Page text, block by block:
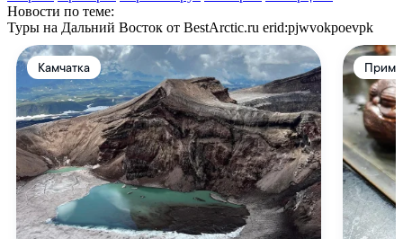
Новости по теме:
Туры на Дальний Восток от BestArctic.ru erid:pjwvokpoevpk